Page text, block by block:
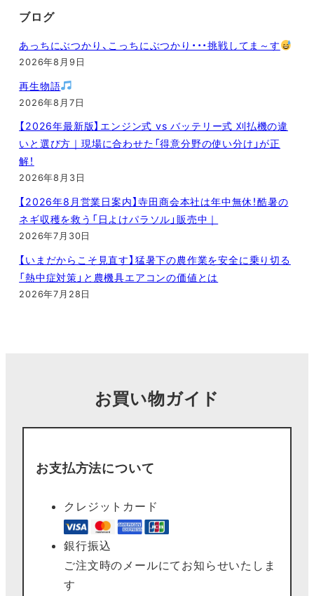
ブログ
あっちにぶつかり、こっちにぶつかり・・・挑戦してま～す
2026年8月9日
再生物語
2026年8月7日
【2026年最新版】エンジン式 vs バッテリー式 刈払機の違
いと選び方｜現場に合わせた「得意分野の使い分け」が正
解！
2026年8月3日
【2026年8月営業日案内】寺田商会本社は年中無休！酷暑の
ネギ収穫を救う「日よけパラソル」販売中｜
2026年7月30日
【いまだからこそ見直す】猛暑下の農作業を安全に乗り切る
「熱中症対策」と農機具エアコンの価値とは
2026年7月28日
お買い物ガイド
お支払方法について
クレジットカード
銀行振込
ご注文時のメールにてお知らせいたしま
す